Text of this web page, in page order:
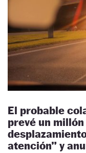
El probable
prevé un
atención” y